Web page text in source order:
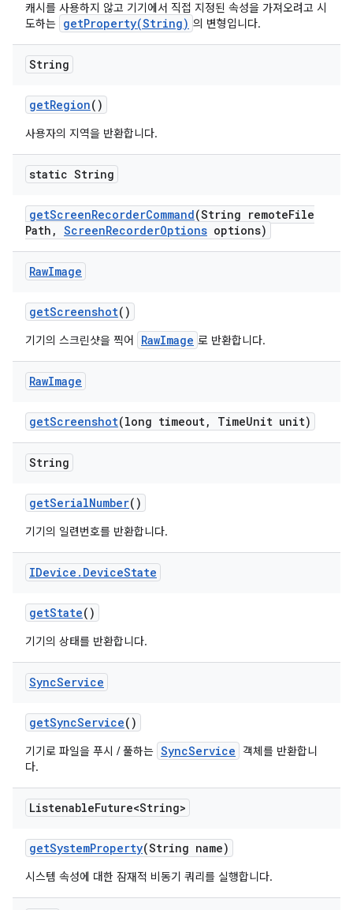
캐시를 사용하지 않고 기기에서 직접 지정된 속성을 가져오려고 시
도하는 getProperty(String) 의 변형입니다.
String
getRegion()
사용자의 지역을 반환합니다.
static String
getScreenRecorderCommand(String remoteFile
Path , ScreenRecorderOptions options)
RawImage
getScreenshot()
기기의 스크린샷을 찍어 RawImage 로 반환합니다.
RawImage
getScreenshot(long timeout, TimeUnit unit)
String
getSerialNumber()
기기의 일련번호를 반환합니다.
IDevice . DeviceState
getState()
기기의 상태를 반환합니다.
SyncService
getSyncService()
기기로 파일을 푸시 / 풀하는 SyncService
객체를 반환합니
다.
ListenableFuture<String>
getSystemProperty(String name)
시스템 속성에 대한 잠재적 비동기 쿼리를 실행합니다.